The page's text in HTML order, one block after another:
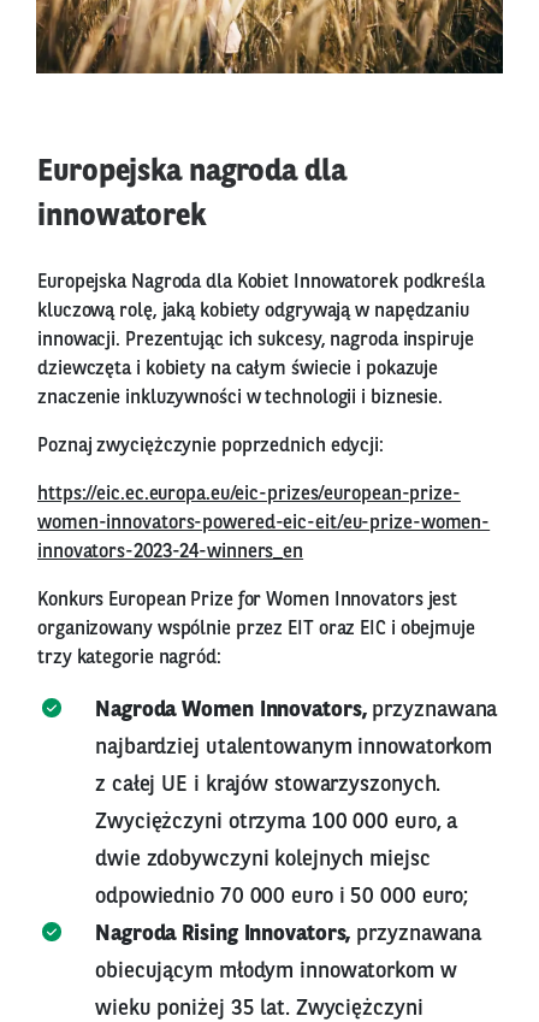
Europejska nagroda dla
innowatorek
Europejska Nagroda dla Kobiet Innowatorek podkreśla
kluczową rolę, jaką kobiety odgrywają w napędzaniu
innowacji. Prezentując ich sukcesy, nagroda inspiruje
dziewczęta i kobiety na całym świecie i pokazuje
znaczenie inkluzywności w technologii i biznesie.
Poznaj zwyciężczynie poprzednich edycji:
https://eic.ec.europa.eu/eic-prizes/european-prize-
women-innovators-powered-eic-eit/eu-prize-women-
innovators-2023-24-winners_en
Konkurs European Prize for Women Innovators jest
organizowany wspólnie przez EIT oraz EIC i obejmuje
trzy kategorie nagród:
Nagroda Women Innovators,przyznawana
najbardziej utalentowanym innowatorkom
z całej UE i krajów stowarzyszonych.
Zwyciężczyni otrzyma 100 000 euro, a
dwie zdobywczyni kolejnych miejsc
odpowiednio 70 000 euro i 50 000 euro;
Nagroda Rising Innovators, przyznawana
obiecującym młodym innowatorkom w
wieku poniżej 35 lat. Zwyciężczyni